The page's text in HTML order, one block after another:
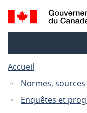
Recherche
et
Accueil
Normes,
Enquêtes et